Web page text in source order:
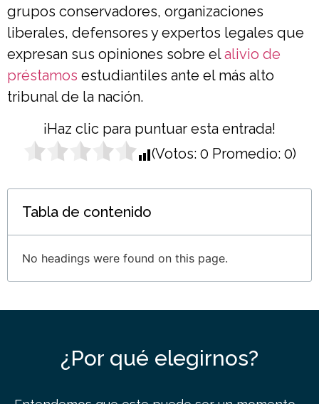
Tabla de contenido
No headings were found on this page.
grupos conservadores, organizaciones
liberales, defensores y expertos legales que
expresan sus opiniones sobre elalivio de
préstamos estudiantiles ante el más alto
tribunal de la nación.
¡Haz clic para puntuar esta entrada!
(Votos: 0 Promedio: 0)
¿Por qué elegirnos?